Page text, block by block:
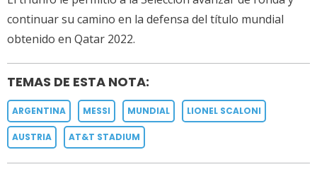
continuar su camino en la defensa del título mundial
obtenido en Qatar 2022.
TEMAS DE ESTA NOTA:
ARGENTINA MESSI MUNDIAL LIONEL SCALONI
AUSTRIA AT&T STADIUM